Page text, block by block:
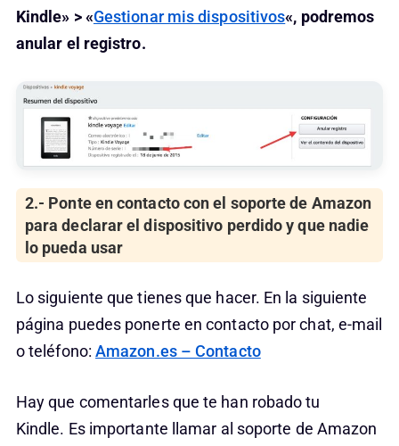
Kindle» > «Gestionar mis dispositivos«, podremos
anular el registro.
2.- Ponte en contacto con el soporte de Amazon
para declarar el dispositivo perdido y que nadie
lo pueda usar
Lo siguiente que tienes que hacer. En la siguiente
página puedes ponerte en contacto por chat, e-mail
o teléfono: Amazon.es – Contacto
Hay que comentarles que te han robado tu
Kindle. Es importante llamar al soporte de Amazon